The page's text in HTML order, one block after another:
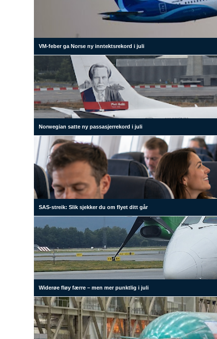
VM-feber ga Norse ny inntektsrekord i juli
Norwegian satte ny passasjerrekord i juli
SAS-streik: Slik sjekker du om flyet ditt går
Widerøe fløy færre – men mer punktlig i juli